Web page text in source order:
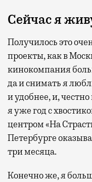
Сейчас я
Получилось это
проекты, как в
кинокомпания
да и снимать я
и удобнее, и,
я уже год с
центром «На
Петербурге
три месяца.
Конечно же, я